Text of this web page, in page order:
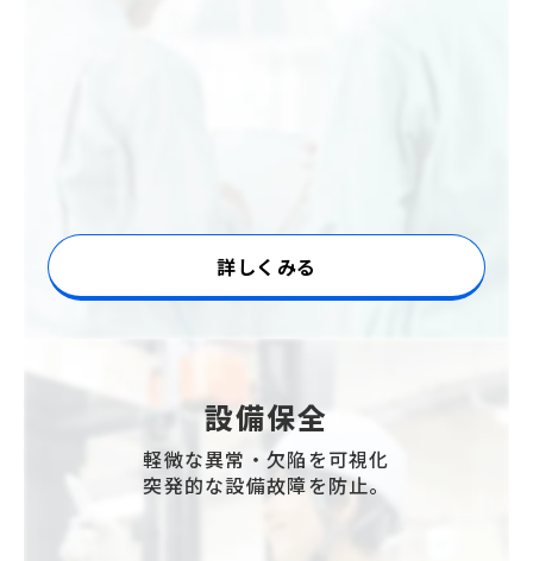
詳しくみる
設備保全
軽微な異常・欠陥を可視化
突発的な設備故障を防止。